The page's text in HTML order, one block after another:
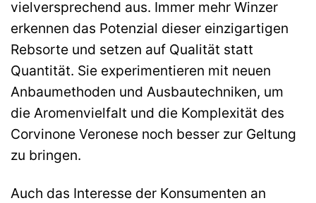
vielversprechend aus. Immer mehr Winzer
erkennen das Potenzial dieser einzigartigen
Rebsorte und setzen auf Qualität statt
Quantität. Sie experimentieren mit neuen
Anbaumethoden und Ausbautechniken, um
die Aromenvielfalt und die Komplexität des
Corvinone Veronese noch besser zur Geltung
zu bringen.
Auch das Interesse der Konsumenten an